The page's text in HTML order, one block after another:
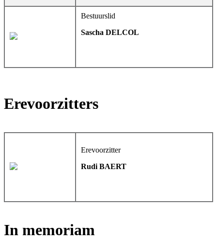
Bestuurslid
Sascha DELCOL
Erevoorzitters
Erevoorzitter
Rudi BAERT
In memoriam